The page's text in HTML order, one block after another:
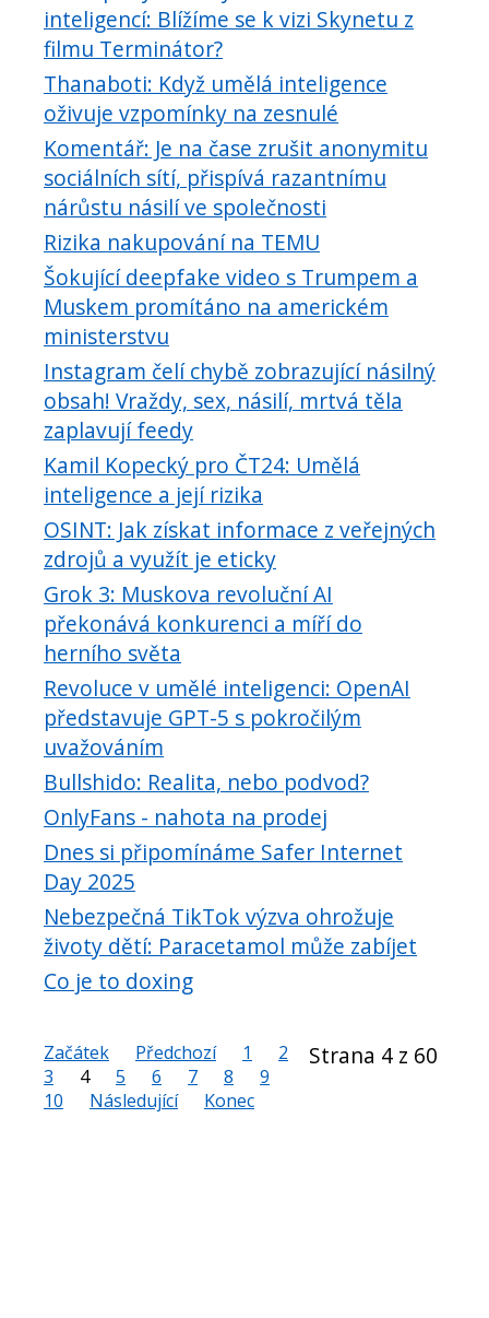
inteligencí: Blížíme se k vizi Skynetu z
filmu Terminátor?
Thanaboti: Když umělá inteligence
oživuje vzpomínky na zesnulé
Komentář: Je na čase zrušit anonymitu
sociálních sítí, přispívá razantnímu
nárůstu násilí ve společnosti
Rizika nakupování na TEMU
Šokující deepfake video s Trumpem a
Muskem promítáno na americkém
ministerstvu
Instagram čelí chybě zobrazující násilný
obsah! Vraždy, sex, násilí, mrtvá těla
zaplavují feedy
Kamil Kopecký pro ČT24: Umělá
inteligence a její rizika
OSINT: Jak získat informace z veřejných
zdrojů a využít je eticky
Grok 3: Muskova revoluční AI
překonává konkurenci a míří do
herního světa
Revoluce v umělé inteligenci: OpenAI
představuje GPT-5 s pokročilým
uvažováním
Bullshido: Realita, nebo podvod?
OnlyFans - nahota na prodej
Dnes si připomínáme Safer Internet
Day 2025
Nebezpečná TikTok výzva ohrožuje
životy dětí: Paracetamol může zabíjet
Co je to doxing
Strana 4 z 60
Začátek Předchozí 1
2
3
4 5 6 7 8
9
10
Následující Konec